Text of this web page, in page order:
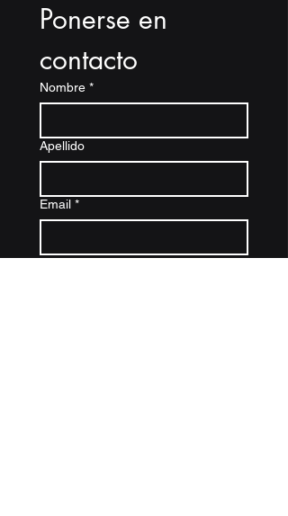
Ponerse en
contacto
Nombre *
Apellido
Email *
Teléfono *